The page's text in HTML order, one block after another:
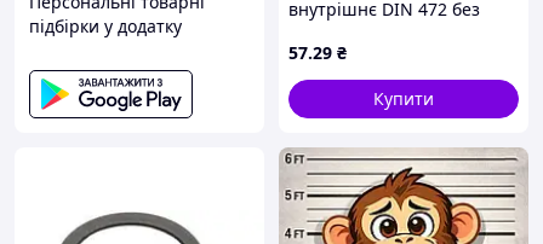
підбірки у додатку
внутрішнє DIN 472 без
57.29 ₴
Купити